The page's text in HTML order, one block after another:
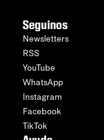
Seguinos
Newsletters
RSS
YouTube
WhatsApp
Instagram
Facebook
TikTok